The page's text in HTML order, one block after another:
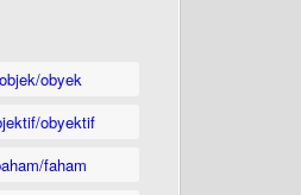
objek/obyek
obyektif
faham